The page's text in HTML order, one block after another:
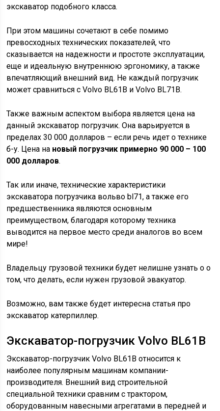
экскаватор подобного класса.
При этом машины сочетают в себе помимо
превосходных технических показателей, что
сказывается на надежности и простоте эксплуатации,
еще и идеальную внутреннюю эргономику, а также
впечатляющий внешний вид. Не каждый погрузчик
может сравниться с Volvo BL61B и Volvo BL71B.
Также важным аспектом выбора является цена на
данный экскаватор погрузчик. Она варьируется в
пределах 30 000 долларов – если речь идет о технике
б-у. Цена на новый погрузчик примерно 90 000 – 100
000 долларов.
Так или иначе, технические характеристики
экскаватора погрузчика вольво bl71, а также его
предшественника являются основным
преимуществом, благодаря которому техника
выводится на первое место среди аналогов во всем
мире!
Владельцу грузовой техники будет нелишне узнать о о
том, что делать, если нужен грузовой эвакуатор.
Возможно, вам также будет интересна статья про
экскаватор катерпиллер.
Экскаватор-погрузчик Volvo BL61B
Экскаватор-погрузчик Volvo BL61B относится к
наиболее популярным машинам компании-
производителя. Внешний вид строительной
специальной техники сравним с трактором,
оборудованным навесными агрегатами в передней и